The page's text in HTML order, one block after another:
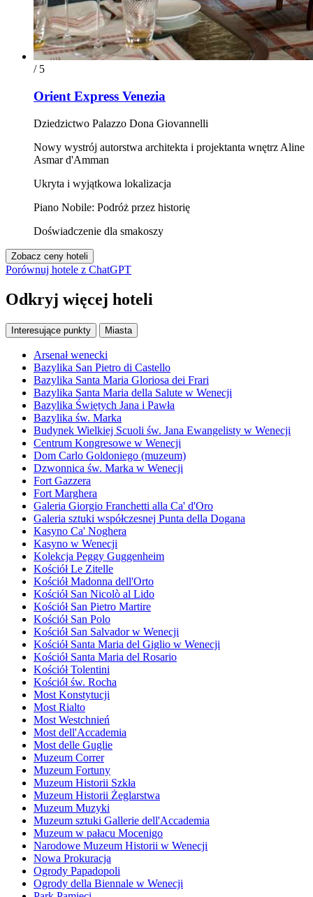
/ 5
Orient Express Venezia
Dziedzictwo Palazzo Dona Giovannelli
Nowy wystrój autorstwa architekta i projektanta wnętrz Aline
Asmar d'Amman
Ukryta i wyjątkowa lokalizacja
Piano Nobile: Podróż przez historię
Doświadczenie dla smakoszy
Zobacz ceny hoteli
Porównuj hotele z ChatGPT
Odkryj więcej hoteli
Interesujące punkty Miasta
Arsenał wenecki
Bazylika San Pietro di Castello
Bazylika Santa Maria Gloriosa dei Frari
Bazylika Santa Maria della Salute w Wenecji
Bazylika Świętych Jana i Pawła
Bazylika św. Marka
Budynek Wielkiej Scuoli św. Jana Ewangelisty w Wenecji
Centrum Kongresowe w Wenecji
Dom Carlo Goldoniego (muzeum)
Dzwonnica św. Marka w Wenecji
Fort Gazzera
Fort Marghera
Galeria Giorgio Franchetti alla Ca' d'Oro
Galeria sztuki współczesnej Punta della Dogana
Kasyno Ca' Noghera
Kasyno w Wenecji
Kolekcja Peggy Guggenheim
Kościół Le Zitelle
Kościół Madonna dell'Orto
Kościół San Nicolò al Lido
Kościół San Pietro Martire
Kościół San Polo
Kościół San Salvador w Wenecji
Kościół Santa Maria del Giglio w Wenecji
Kościół Santa Maria del Rosario
Kościół Tolentini
Kościół św. Rocha
Most Konstytucji
Most Rialto
Most Westchnień
Most dell'Accademia
Most delle Guglie
Muzeum Correr
Muzeum Fortuny
Muzeum Historii Szkła
Muzeum Historii Żeglarstwa
Muzeum Muzyki
Muzeum sztuki Gallerie dell'Accademia
Muzeum w pałacu Mocenigo
Narodowe Muzeum Historii w Wenecji
Nowa Prokuracja
Ogrody Papadopoli
Ogrody della Biennale w Wenecji